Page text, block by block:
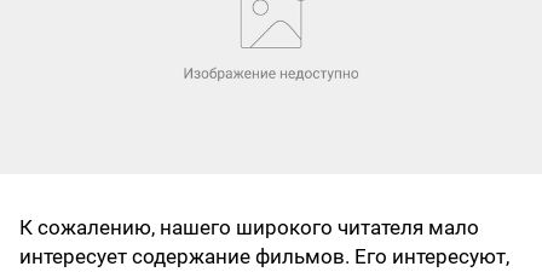
К сожалению, нашего широкого читателя мало
интересует содержание фильмов. Его интересуют,